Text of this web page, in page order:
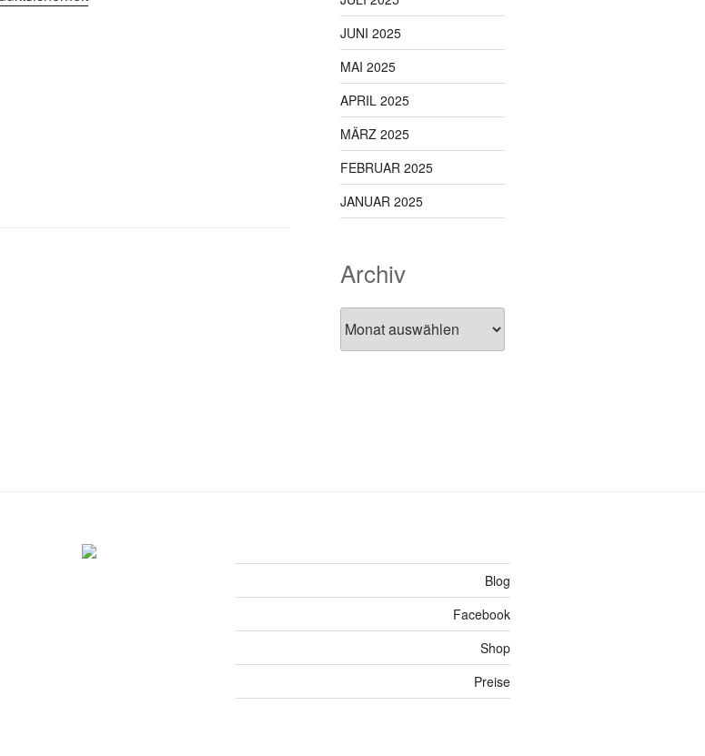
JUNI 2025
MAI 2025
APRIL 2025
MÄRZ 2025
FEBRUAR 2025
JANUAR 2025
Archiv
Blog
Facebook
Shop
Preise